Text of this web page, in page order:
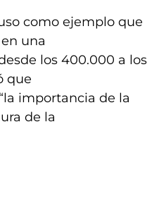
como ejemplo que
una
los 400.000 a los
que
importancia de la
de la